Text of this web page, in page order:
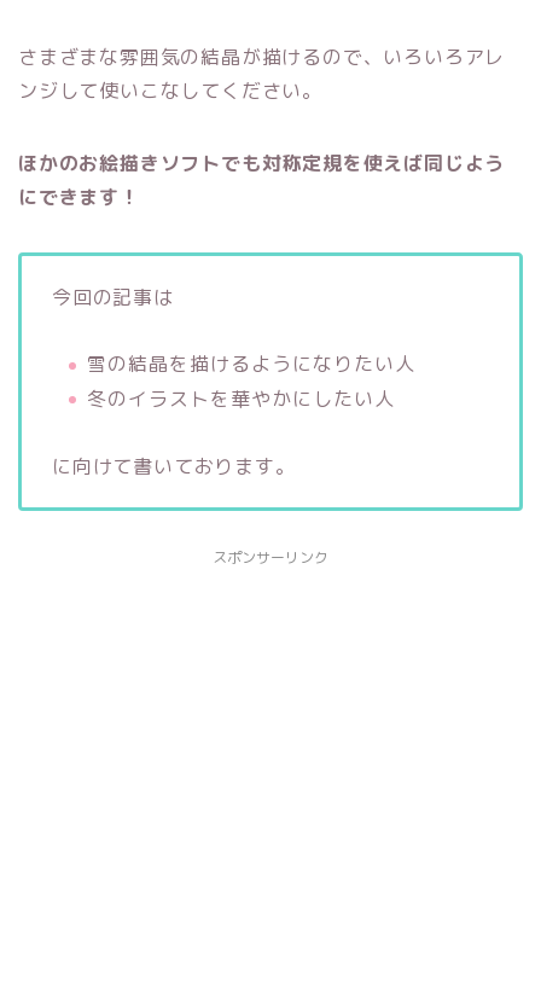
さまざまな雰囲気の結晶が描けるので、いろいろアレ
ンジして使いこなしてください。
ほかのお絵描きソフトでも対称定規を使えば同じよう
にできます！
今回の記事は
雪の結晶を描けるようになりたい人
冬のイラストを華やかにしたい人
に向けて書いております。
スポンサーリンク